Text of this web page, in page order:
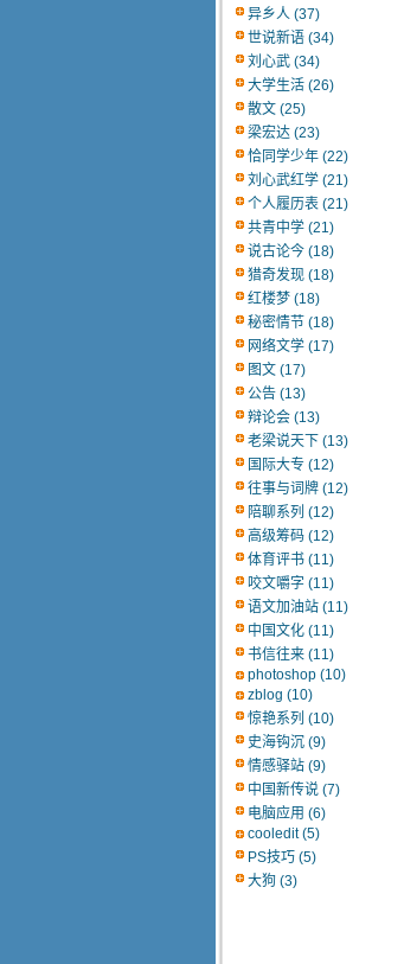
异乡人 (37)
世说新语 (34)
刘心武 (34)
大学生活 (26)
散文 (25)
梁宏达 (23)
恰同学少年 (22)
刘心武红学 (21)
个人履历表 (21)
共青中学 (21)
说古论今 (18)
猎奇发现 (18)
红楼梦 (18)
秘密情节 (18)
网络文学 (17)
图文 (17)
公告 (13)
辩论会 (13)
老梁说天下 (13)
国际大专 (12)
往事与词牌 (12)
陪聊系列 (12)
高级筹码 (12)
体育评书 (11)
咬文嚼字 (11)
语文加油站 (11)
中国文化 (11)
书信往来 (11)
photoshop (10)
zblog (10)
惊艳系列 (10)
史海钩沉 (9)
情感驿站 (9)
中国新传说 (7)
电脑应用 (6)
cooledit (5)
PS技巧 (5)
大狗 (3)